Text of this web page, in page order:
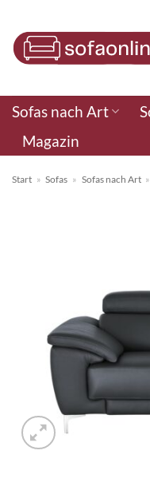
Inhalt
springen
Sofas nach Art
Magazin
Start » Sofas » Sofas nach Art »